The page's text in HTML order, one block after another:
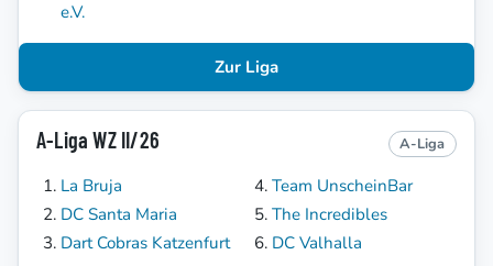
e.V.
Zur Liga
A-Liga WZ II/26 A-Liga
La Bruja
DC Santa Maria
Dart Cobras Katzenfurt
Team UnscheinBar
The Incredibles
DC Valhalla